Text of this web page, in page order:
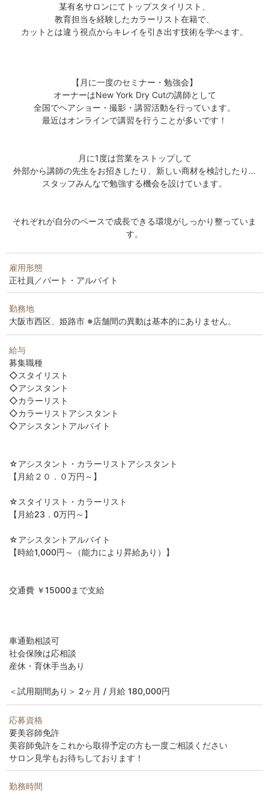
某有名サロンにてトップスタイリスト、
教育担当を経験したカラーリスト在籍で、
カットとは違う視点からキレイを引き出す技術を学べます。
【月に一度のセミナー・勉強会】
オーナーはNew York Dry Cutの講師として
全国でヘアショー・撮影・講習活動を行っています。
最近はオンラインで講習を行うことが多いです！
月に1度は営業をストップして
外部から講師の先生をお招きしたり、新しい商材を検討したり…
スタッフみんなで勉強する機会を設けています。
それぞれが自分のペースで成長できる環境がしっかり整っていま
す。
雇用形態
正社員／パート・アルバイト
勤務地
大阪市西区、姫路市 ※店舗間の異動は基本的にありません。
給与
募集職種
◇スタイリスト
◇アシスタント
◇カラーリスト
◇カラーリストアシスタント
◇アシスタントアルバイト
☆アシスタント・カラーリストアシスタント
【月給２０．０万円～】
☆スタイリスト・カラーリスト
【月給23．0万円～】
☆アシスタントアルバイト
【時給1,000円～（能力により昇給あり）】
交通費 ￥15000まで支給
車通勤相談可
社会保険は応相談
産休・育休手当あり
＜試用期間あり＞ 2ヶ月 / 月給 180,000円
応募資格
要美容師免許
美容師免許をこれから取得予定の方も一度ご相談ください
サロン見学もお待ちしております！
勤務時間